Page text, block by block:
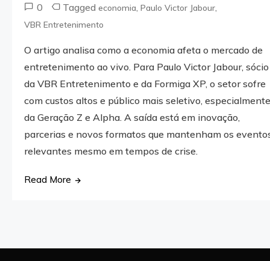
0 Taggedeconomia ,Paulo Victor Jabour
VBR Entretenimento
O artigo analisa como a economia afeta o mercado de
entretenimento ao vivo. Para Paulo Victor Jabour, sócio
da VBR Entretenimento e da Formiga XP, o setor sofre
com custos altos e público mais seletivo,
da Geração Z e Alpha. A saída está em inovação,
parcerias e novos formatos que mantenham os
relevantes mesmo em tempos de crise.
Read More